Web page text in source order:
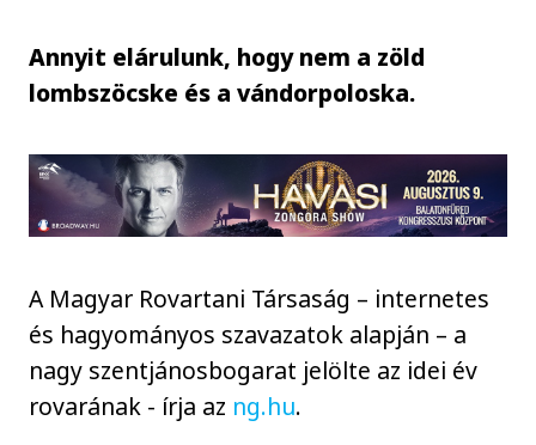
Annyit elárulunk, hogy nem a zöld
lombszöcske és a vándorpoloska.
A Magyar Rovartani Társaság – internetes
és hagyományos szavazatok alapján – a
nagy szentjánosbogarat jelölte az idei év
rovarának - írja az ng.hu.